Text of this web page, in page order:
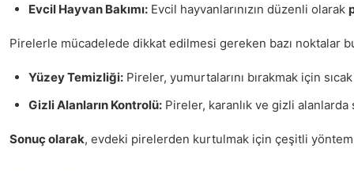
Evcil Hayvan Bakımı: Evcil hayvanlarınızın düzenli olarak
Pirelerle mücadelede dikkat edilmesi gereken bazı noktalar
Yüzey Temizliği: Pireler, yumurtalarını bırakmak için
Gizli Alanların Kontrolü: Pireler, karanlık ve gizli
Sonuç olarak, evdeki pirelerden kurtulmak için çeşitli